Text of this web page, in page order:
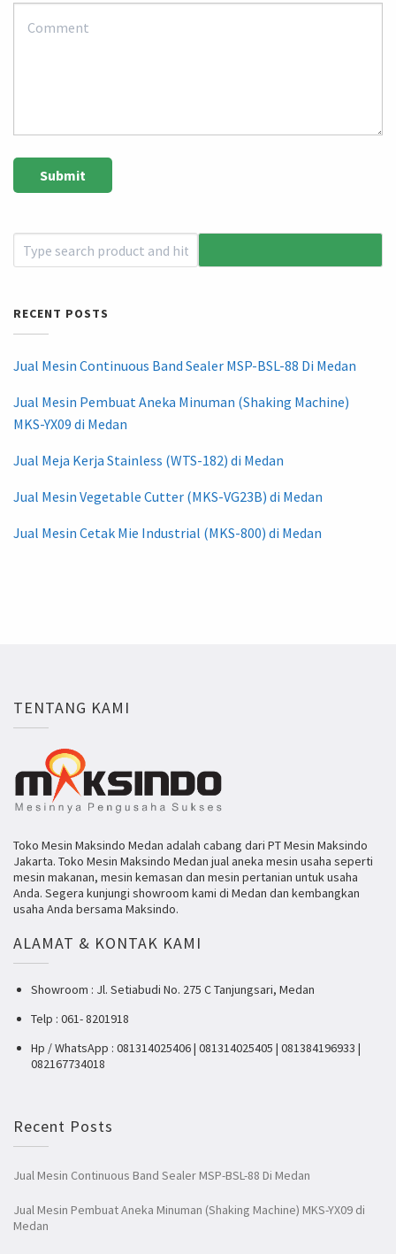
RECENT POSTS
Jual Mesin Continuous Band Sealer MSP-BSL-88 Di Medan
Jual Mesin Pembuat Aneka Minuman (Shaking Machine)
MKS-YX09 di Medan
Jual Meja Kerja Stainless (WTS-182) di Medan
Jual Mesin Vegetable Cutter (MKS-VG23B) di Medan
Jual Mesin Cetak Mie Industrial (MKS-800) di Medan
TENTANG KAMI
Toko Mesin Maksindo Medan adalah cabang dari PT Mesin Maksindo
Jakarta. Toko Mesin Maksindo Medan jual aneka mesin usaha seperti
mesin makanan, mesin kemasan dan mesin pertanian untuk usaha
Anda. Segera kunjungi showroom kami di Medan dan kembangkan
usaha Anda bersama Maksindo.
ALAMAT & KONTAK KAMI
Showroom : Jl. Setiabudi No. 275 C Tanjungsari, Medan
Telp : 061- 8201918
Hp / WhatsApp : 081314025406 | 081314025405 | 081384196933 |
082167734018
Recent Posts
Jual Mesin Continuous Band Sealer MSP-BSL-88 Di Medan
Jual Mesin Pembuat Aneka Minuman (Shaking Machine) MKS-YX09 di
Medan